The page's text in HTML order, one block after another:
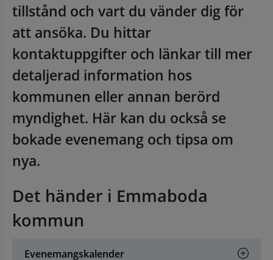
tillstånd och vart du vänder dig för
att ansöka. Du hittar
kontaktuppgifter och länkar till mer
detaljerad information hos
kommunen eller annan berörd
myndighet. Här kan du också se
bokade evenemang och tipsa om
nya.
Det händer i Emmaboda
kommun
Evenemangskalender